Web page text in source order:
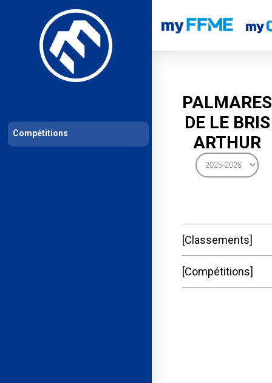
Les compétitions Calendrier de compétitions Classements
PALMARES
DE LE BRIS
ARTHUR
Classements
Compétitions
Compétitions